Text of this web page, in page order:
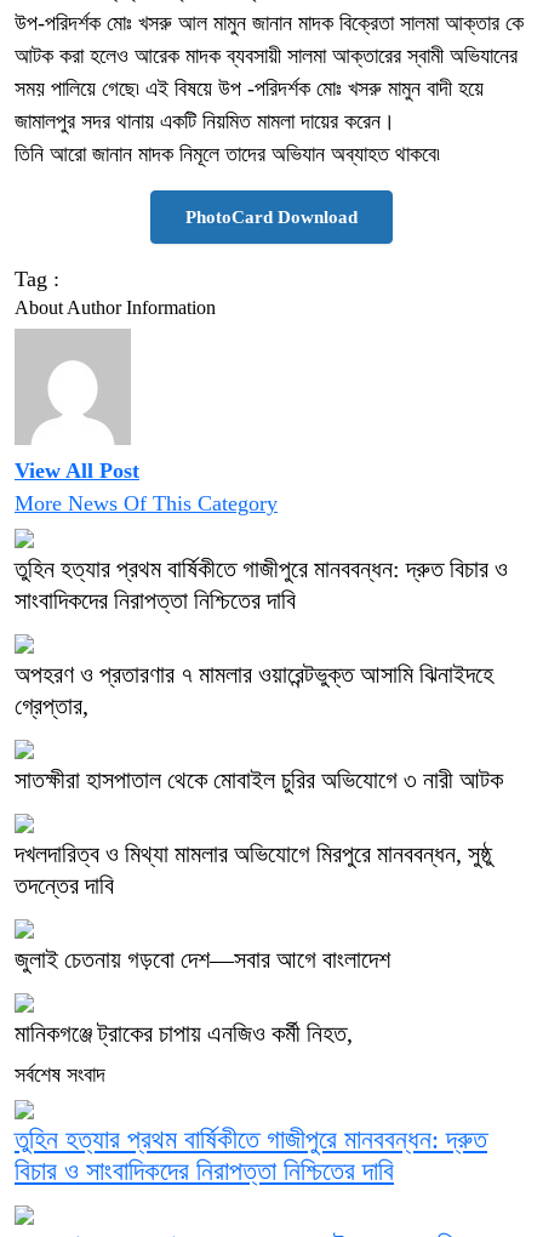
উপ-পরিদর্শক মোঃ খসরু আল মামুন জানান মাদক বিক্রেতা সালমা আক্তার কে
আটক করা হলেও আরেক মাদক ব্যবসায়ী সালমা আক্তারের স্বামী অভিযানের
সময় পালিয়ে গেছে৷ এই বিষয়ে উপ -পরিদর্শক মোঃ খসরু মামুন বাদী হয়ে
জামালপুর সদর থানায় একটি নিয়মিত মামলা দায়ের করেন।
তিনি আরো জানান মাদক নিমূলে তাদের অভিযান অব্যাহত থাকবে৷
PhotoCard Download
Tag :
About Author Information
View All Post
More News Of This Category
তুহিন হত্যার প্রথম বার্ষিকীতে গাজীপুরে মানববন্ধন: দ্রুত বিচার ও
সাংবাদিকদের নিরাপত্তা নিশ্চিতের দাবি
অপহরণ ও প্রতারণার ৭ মামলার ওয়ারেন্টভুক্ত আসামি ঝিনাইদহে
গ্রেপ্তার,
সাতক্ষীরা হাসপাতাল থেকে মোবাইল চুরির অভিযোগে ৩ নারী আটক
দখলদারিত্ব ও মিথ্যা মামলার অভিযোগে মিরপুরে মানববন্ধন, সুষ্ঠু
তদন্তের দাবি
জুলাই চেতনায় গড়বো দেশ—সবার আগে বাংলাদেশ
মানিকগঞ্জে ট্রাকের চাপায় এনজিও কর্মী নিহত,
সর্বশেষ সংবাদ
তুহিন হত্যার প্রথম বার্ষিকীতে গাজীপুরে মানববন্ধন: দ্রুত
বিচার ও সাংবাদিকদের নিরাপত্তা নিশ্চিতের দাবি